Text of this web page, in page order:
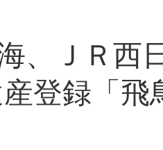
、ＪＲ西
登録「